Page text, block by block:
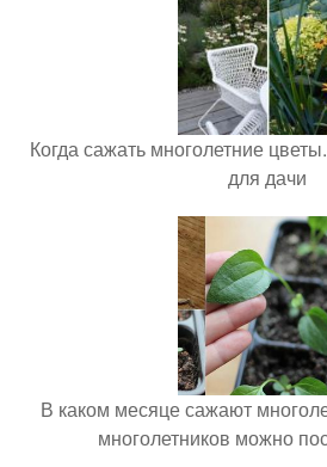
Когда сажать многолетние
для дачи
В каком месяце сажают
многолетников можно